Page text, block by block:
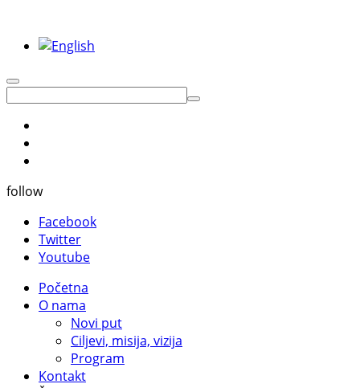
follow
Facebook
Twitter
Youtube
Početna
O nama
Novi put
Ciljevi, misija, vizija
Program
Kontakt